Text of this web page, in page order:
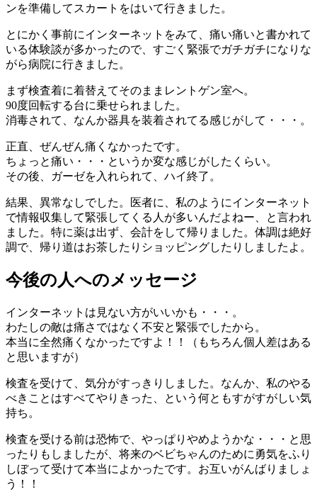
ンを準備してスカートをはいて行きました。
とにかく事前にインターネットをみて、痛い痛いと書かれて
いる体験談が多かったので、すごく緊張でガチガチになりな
がら病院に行きました。
まず検査着に着替えてそのままレントゲン室へ。
90度回転する台に乗せられました。
消毒されて、なんか器具を装着されてる感じがして・・・。
正直、ぜんぜん痛くなかったです。
ちょっと痛い・・・というか変な感じがしたくらい。
その後、ガーゼを入れられて、ハイ終了。
結果、異常なしでした。医者に、私のようにインターネット
で情報収集して緊張してくる人が多いんだよねー、と言われ
ました。特に薬は出ず、会計をして帰りました。体調は絶好
調で、帰り道はお茶したりショッピングしたりしましたよ。
今後の人へのメッセージ
インターネットは見ない方がいいかも・・・。
わたしの敵は痛さではなく不安と緊張でしたから。
本当に全然痛くなかったですよ！！（もちろん個人差はある
と思いますが）
検査を受けて、気分がすっきりしました。なんか、私のやる
べきことはすべてやりきった、という何ともすがすがしい気
持ち。
検査を受ける前は恐怖で、やっぱりやめようかな・・・と思
ったりもしましたが、将来のベビちゃんのために勇気をふり
しぼって受けて本当によかったです。お互いがんばりましょ
う！！